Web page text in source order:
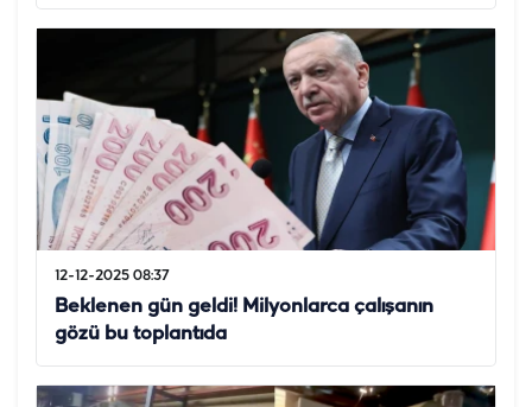
12-12-2025 08:37
Beklenen gün geldi! Milyonlarca çalışanın
gözü bu toplantıda